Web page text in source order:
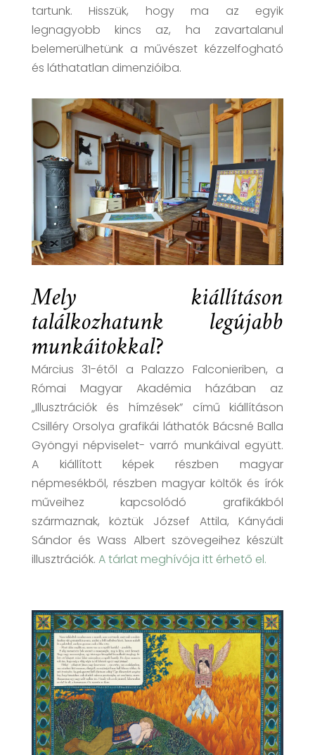
tartunk. Hisszük, hogy ma az egyik
legnagyobb kincs az, ha zavartalanul
belemerülhetünk a művészet kézzelfogható
és láthatatlan dimenzióiba.
Mely kiállításon
találkozhatunk legújabb
munkáitokkal?
Március 31-étől a Palazzo Falconieriben, a
Római Magyar Akadémia házában az
„Illusztrációk és hímzések” című kiállításon
Csilléry Orsolya grafikái láthatók Bácsné Balla
Gyöngyi népviselet- varró munkáival együtt.
A kiállított képek részben magyar
népmesékből, részben magyar költők és írók
műveihez kapcsolódó grafikákból
származnak, köztük József Attila, Kányádi
Sándor és Wass Albert szövegeihez készült
illusztrációk. A tárlat meghívója itt érhető el.